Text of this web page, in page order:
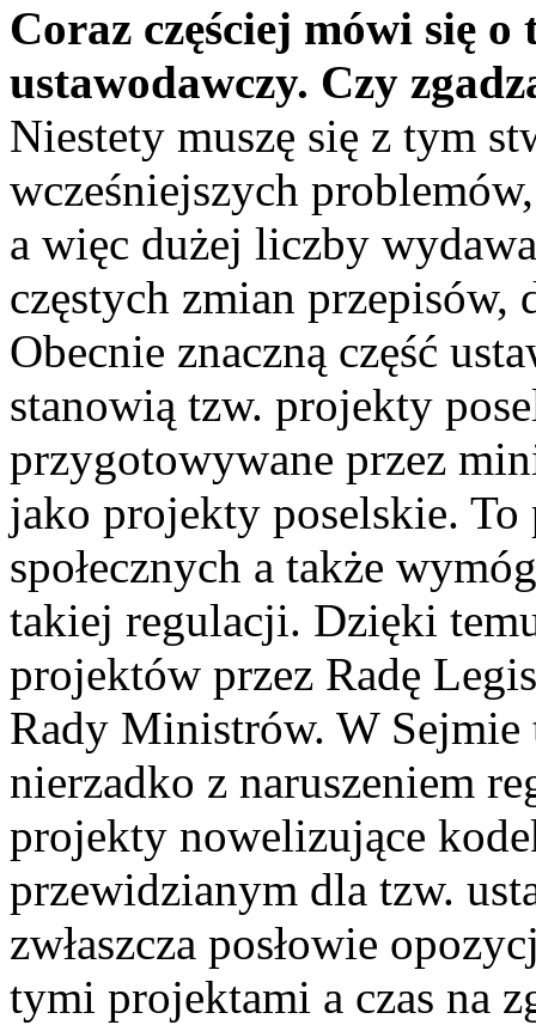
Coraz częściej mówi się
ustawodawczy. Czy
Niestety muszę się z tym
wcześniejszych
a więc dużej liczby
częstych zmian przepisów,
Obecnie znaczną część
stanowią tzw. projekty
przygotowywane przez
jako projekty poselskie.
społecznych a także
takiej regulacji. Dzięki
projektów przez Radę
Rady Ministrów. W Sejmie
nierzadko z naruszeniem
projekty nowelizujące
przewidzianym dla tzw.
zwłaszcza posłowie
tymi projektami a czas na